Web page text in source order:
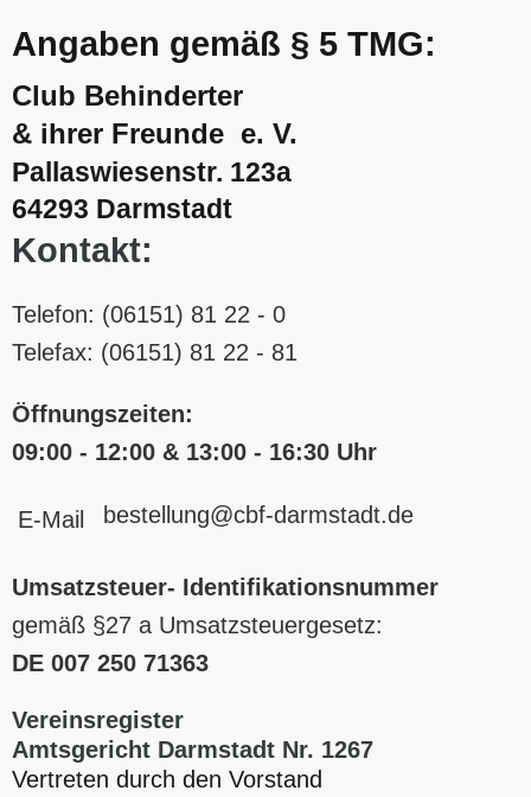
Angaben gemäß § 5 TMG:
Club Behinderter
& ihrer Freunde e. V.
Pallaswiesenstr. 123a
64293 Darmstadt
Kontakt:
Telefon: (06151) 81 22 - 0
Telefax: (06151) 81 22 - 81
Öffnungszeiten:
09:00 - 12:00 & 13:00 - 16:30 Uhr
E-Mail bestellung@cbf-darmstadt.de
Umsatzsteuer- Identifikationsnummer
gemäß §27 a Umsatzsteuergesetz:
DE 007 250 71363
Vereinsregister
Amtsgericht Darmstadt Nr. 1267
Vertreten durch den Vorstand